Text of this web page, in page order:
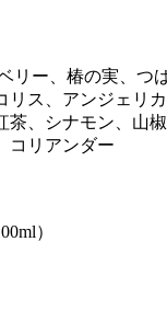
リー、椿の実、つ
リス、アンジェリ
茶、シナモン、山
コリアンダー
）